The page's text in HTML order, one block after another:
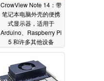
CrowView Note 14：带
笔记本电脑外壳的便携
式显示器，适用于
Arduino、Raspberry Pi
5 和许多其他设备